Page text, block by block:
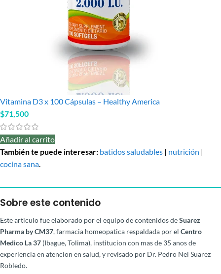
Vitamina D3 x 100 Cápsulas – Healthy America
$71,500
Añadir al carrito
También te puede interesar: batidos saludables | nutrición |
cocina sana.
Sobre este contenido
Este articulo fue elaborado por el equipo de contenidos deSuarez
Pharma by CM37, farmacia homeopatica respaldada por el Centro
Medico La 37 (Ibague, Tolima), institucion con mas de 35 anos de
experiencia en atencion en salud, y revisado por Dr. Pedro Nel Suarez
Robledo.